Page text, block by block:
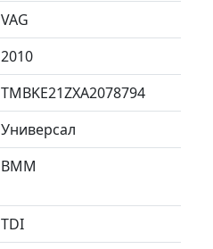
VAG
2010
TMBKE21ZXA2078794
Универсал
BMM
TDI